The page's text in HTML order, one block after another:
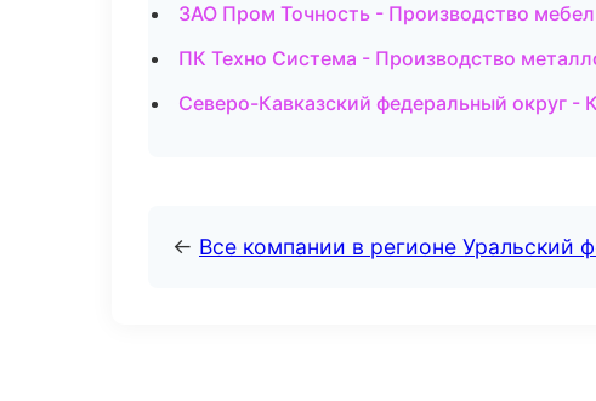
ЗАО Пром Точность - Производство
ПК Техно Система - Производство
Северо-Кавказский федеральный округ -
← Все компании в регионе Уральский